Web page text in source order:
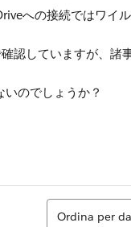
への接続ではワイ
認していますが、諸
のでしょうか？
Ordina
Ordina per